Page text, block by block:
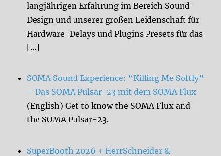
langjährigen Erfahrung im Bereich Sound-
Design und unserer großen Leidenschaft für
Hardware-Delays und Plugins Presets für das
[…]
SOMA Sound Experience: “Killing Me Softly”
– Das SOMA Pulsar-23 mit dem SOMA Flux
(English) Get to know the SOMA Flux and
the SOMA Pulsar-23.
SuperBooth 2026 + HerrSchneider &